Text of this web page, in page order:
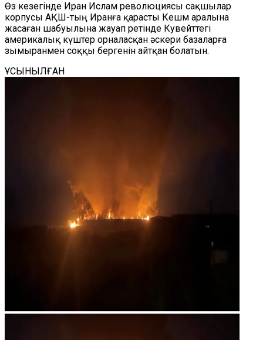
Өз кезегінде Иран Ислам революциясы сақшылар
корпусы АҚШ-тың Иранға қарасты Кешм аралына
жасаған шабуылына жауап ретінде Кувейттегі
америкалық күштер орналасқан әскери базаларға
зымыранмен соққы бергенін айтқан болатын.
ҰСЫНЫЛҒАН